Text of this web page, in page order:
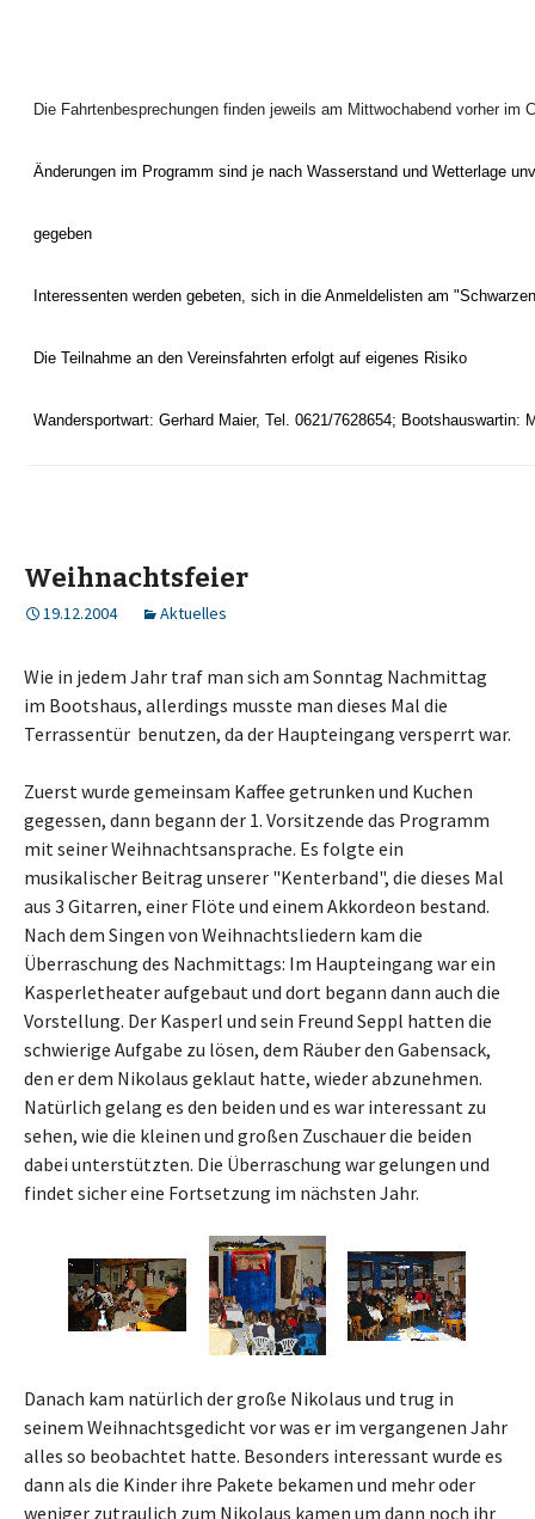
Die Fahrtenbesprechungen finden jeweils am Mittwochabend vorher im
Änderungen im Programm sind je nach Wasserstand und Wetterlage
gegeben
Interessenten werden gebeten, sich in die Anmeldelisten am
Die Teilnahme an den Vereinsfahrten erfolgt auf eigenes Risiko
Wandersportwart: Gerhard Maier, Tel. 0621/7628654; Bootshauswartin:
Weihnachtsfeier
19.12.2004 Aktuelles
Wie in jedem Jahr traf man sich am Sonntag Nachmittag
im Bootshaus, allerdings musste man dieses Mal die
Terrassentür benutzen, da der Haupteingang versperrt war.
Zuerst wurde gemeinsam Kaffee getrunken und Kuchen
gegessen, dann begann der 1. Vorsitzende das Programm
mit seiner Weihnachtsansprache. Es folgte ein
musikalischer Beitrag unserer "Kenterband", die dieses Mal
aus 3 Gitarren, einer Flöte und einem Akkordeon bestand.
Nach dem Singen von Weihnachtsliedern kam die
Überraschung des Nachmittags: Im Haupteingang war ein
Kasperletheater aufgebaut und dort begann dann auch die
Vorstellung. Der Kasperl und sein Freund Seppl hatten die
schwierige Aufgabe zu lösen, dem Räuber den Gabensack,
den er dem Nikolaus geklaut hatte, wieder abzunehmen.
Natürlich gelang es den beiden und es war interessant zu
sehen, wie die kleinen und großen Zuschauer die beiden
dabei unterstützten. Die Überraschung war gelungen und
findet sicher eine Fortsetzung im nächsten Jahr.
Danach kam natürlich der große Nikolaus und trug in
seinem Weihnachtsgedicht vor was er im vergangenen Jahr
alles so beobachtet hatte. Besonders interessant wurde es
dann als die Kinder ihre Pakete bekamen und mehr oder
weniger zutraulich zum Nikolaus kamen um dann noch ihr